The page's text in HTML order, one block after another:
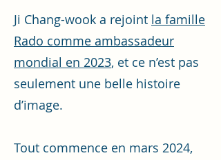
Ji Chang-wook a rejoint la famille
Rado comme ambassadeur
mondial en 2023, et ce n’est pas
seulement une belle histoire
d’image.
Tout commence en mars 2024,